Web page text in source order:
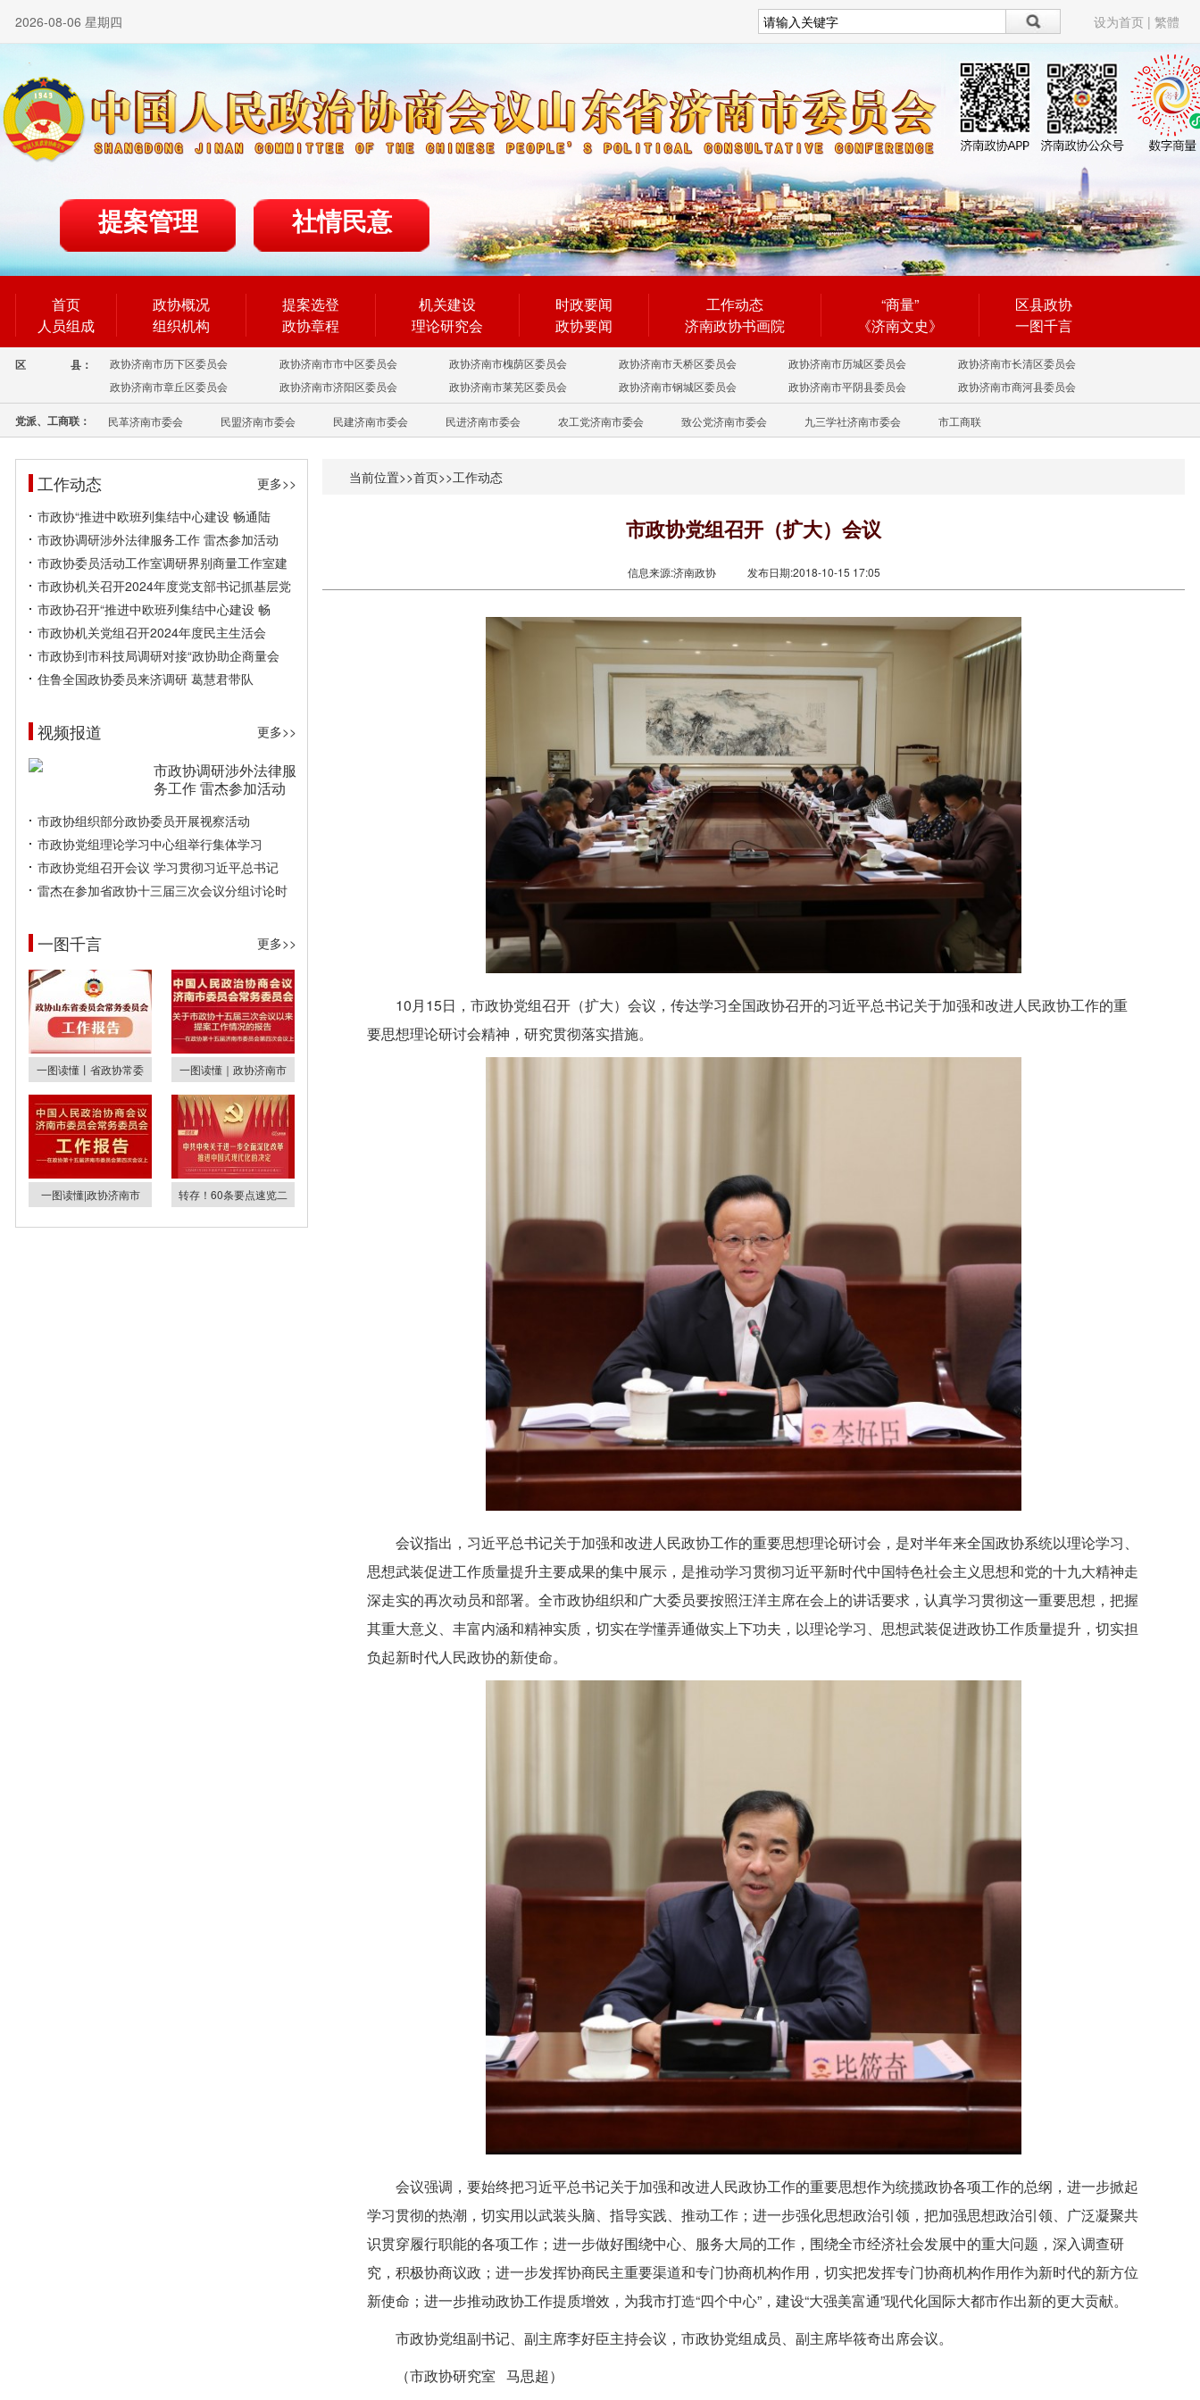
2026-08-06 星期四 设为首页 | 繁體
提案管理 社情民意
首页
人员组成
政协概况
组织机构
提案选登
政协章程
机关建设
理论研究会
时政要闻
政协要闻
工作动态
济南政协书画院
“商量”
《济南文史》
区县政协
一图千言
区 县： 政协济南市历下区委员会 政协济南市市中区委员会 政协济南市槐荫区委员会 政协济南市天桥区委员会 政协济南市历城区委员会
政协济南市长清区委员会
政协济南市章丘区委员会
政协济南市济阳区委员会 政协济南市莱芜区委员会 政协济南市钢城区委员会 政协济南市平阴县委员会 政协济南市商河县委员会
党派、工商联： 民革济南市委会 民盟济南市委会 民建济南市委会 民进济南市委会 农工党济南市委会 致公党济南市委会 九三学社济南市委会 市工商联
工作动态
更多>>
市政协“推进中欧班列集结中心建设 畅通陆
市政协调研涉外法律服务工作 雷杰参加活动
市政协委员活动工作室调研界别商量工作室建
市政协机关召开2024年度党支部书记抓基层党
市政协召开“推进中欧班列集结中心建设 畅
市政协机关党组召开2024年度民主生活会
市政协到市科技局调研对接“政协助企商量会
住鲁全国政协委员来济调研 葛慧君带队
视频报道 更多>>
市政协调研涉外法律服
务工作 雷杰参加活动
市政协组织部分政协委员开展视察活动
市政协党组理论学习中心组举行集体学习
市政协党组召开会议 学习贯彻习近平总书记
雷杰在参加省政协十三届三次会议分组讨论时
一图千言 更多>>
一图读懂丨省政协常委 一图读懂｜政协济南市
一图读懂|政协济南市 转存！60条要点速览二
当前位置>>首页>>工作动态
市政协党组召开（扩大）会议
信息来源:济南政协 发布日期:2018-10-15 17:05
10月15日，市政协党组召开（扩大）会议，传达学习全国政协召开的习近平总书记关于加强和改进人民政协工作的重
要思想理论研讨会精神，研究贯彻落实措施。
会议指出，习近平总书记关于加强和改进人民政协工作的重要思想理论研讨会，是对半年来全国政协系统以理论学习、
思想武装促进工作质量提升主要成果的集中展示，是推动学习贯彻习近平新时代中国特色社会主义思想和党的十九大精神走
深走实的再次动员和部署。全市政协组织和广大委员要按照汪洋主席在会上的讲话要求，认真学习贯彻这一重要思想，把握
其重大意义、丰富内涵和精神实质，切实在学懂弄通做实上下功夫，以理论学习、思想武装促进政协工作质量提升，切实担
负起新时代人民政协的新使命。
会议强调，要始终把习近平总书记关于加强和改进人民政协工作的重要思想作为统揽政协各项工作的总纲，进一步掀起
学习贯彻的热潮，切实用以武装头脑、指导实践、推动工作；进一步强化思想政治引领，把加强思想政治引领、广泛凝聚共
识贯穿履行职能的各项工作；进一步做好围绕中心、服务大局的工作，围绕全市经济社会发展中的重大问题，深入调查研
究，积极协商议政；进一步发挥协商民主重要渠道和专门协商机构作用，切实把发挥专门协商机构作用作为新时代的新方位
新使命；进一步推动政协工作提质增效，为我市打造“四个中心”，建设“大强美富通”现代化国际大都市作出新的更大贡献。
市政协党组副书记、副主席李好臣主持会议，市政协党组成员、副主席毕筱奇出席会议。
（市政协研究室 马思超）